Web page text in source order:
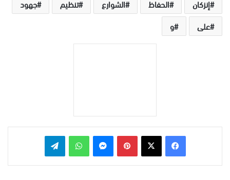
إنزكان الحفاظ الشوارع تنظيم
جهود
على
و
بينتيريست واتساب